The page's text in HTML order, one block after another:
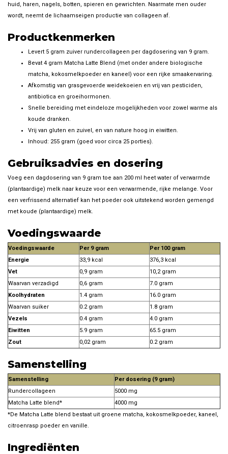
huid, haren, nagels, botten, spieren en gewrichten. Naarmate men ouder
wordt, neemt de lichaamseigen productie van collageen af.
Productkenmerken
Levert 5 gram zuiver rundercollageen per dagdosering van 9 gram.
Bevat 4 gram Matcha Latte Blend (met onder andere biologische
matcha, kokosmelkpoeder en kaneel) voor een rijke smaakervaring.
Afkomstig van grasgevoerde weidekoeien en vrij van pesticiden,
antibiotica en groeihormonen.
Snelle bereiding met eindeloze mogelijkheden voor zowel warme als
koude dranken.
Vrij van gluten en zuivel, en van nature hoog in eiwitten.
Inhoud: 255 gram (goed voor circa 25 porties).
Gebruiksadvies en dosering
Voeg een dagdosering van 9 gram toe aan 200 ml heet water of verwarmde
(plantaardige) melk naar keuze voor een verwarmende, rijke melange. Voor
een verfrissend alternatief kan het poeder ook uitstekend worden gemengd
met koude (plantaardige) melk.
Voedingswaarde
Voedingswaarde Per 9 gram
Per 100 gram
Energie
33,9 kcal
376,3 kcal
Vet
0,9 gram
10,2 gram
Waarvan verzadigd
0,6 gram
7.0 gram
Koolhydraten
1.4 gram
16.0 gram
Waarvan suiker
0.2 gram
1.8 gram
Vezels
0.4 gram
4.0 gram
Eiwitten
5.9 gram
65.5 gram
Zout
0,02 gram 0.2 gram
Samenstelling
Samenstelling
Per dosering (9 gram)
Rundercollageen
5000 mg
Matcha Latte blend*
4000 mg
*De Matcha Latte blend bestaat uit groene matcha, kokosmelkpoeder, kaneel,
citroenrasp poeder en vanille.
Ingrediënten